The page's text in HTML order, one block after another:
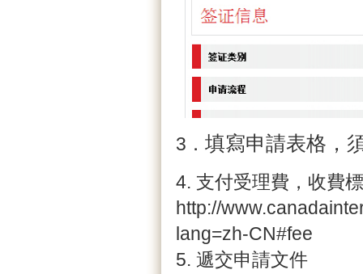
3． 填寫申請表格，
4. 支付受理費，收費
http://
lang=zh-CN#fee
5. 遞交申請文件